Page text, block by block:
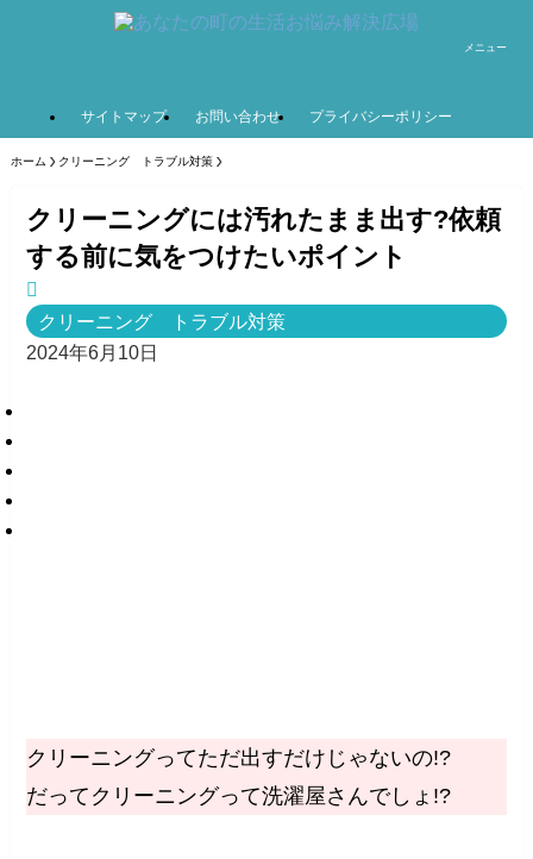
メニュー
サイトマップ お問い合わせ プライバシーポリシー
ホーム クリーニング トラブル対策
クリーニングには汚れたまま出す?依頼
する前に気をつけたいポイント
クリーニング トラブル対策
2024年6月10日
クリーニングってただ出すだけじゃないの!?
だってクリーニングって洗濯屋さんでしょ!?